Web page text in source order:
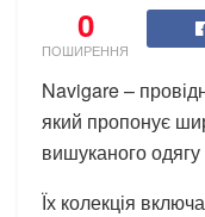
0
ПОШИРЕННЯ
Navigare –
який пропонує
вишуканого одягу
Їх колекція